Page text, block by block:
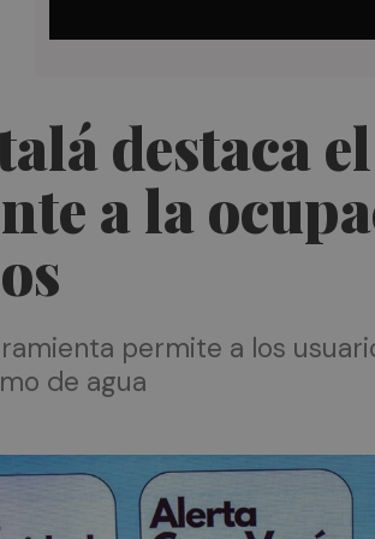
destaca
a la
permite a los
de agua